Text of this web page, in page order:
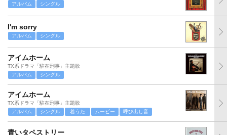
アルバム シングル
I'm sorry
アルバム シングル
アイムホーム
TX系ドラマ「駐在刑事」主題歌
アルバム
シングル
アイムホーム
TX系ドラマ「駐在刑事」主題歌
アルバム
シングル 着うた ムービー 呼び出し音
青いタペストリー